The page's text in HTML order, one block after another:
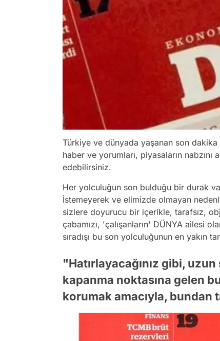
Türkiye ve dünyada yaşanan son
haber ve yorumları, piyasaların nabzını
edebilirsiniz.
Her yolculuğun son bulduğu bir durak
İstemeyerek ve elimizde olmayan
sizlere doyurucu bir içerikle, tarafsız,
çabamızı, 'çalışanların' DÜNYA ailesi
sıradışı bu son yolculuğunun en yakın
"Hatırlayacağınız gibi, uzun
kapanma noktasına gelen
korumak amacıyla, bundan